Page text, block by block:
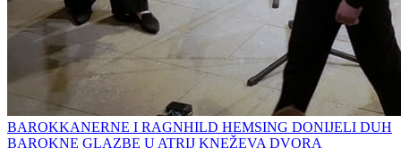
BAROKKANERNE I RAGNHILD HEMSING DONIJELI DUH
BAROKNE GLAZBE U ATRIJ KNEŽEVA DVORA